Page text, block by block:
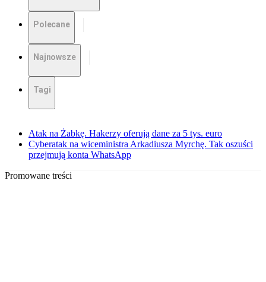
Polecane
Najnowsze
Tagi
Atak na Żabkę. Hakerzy oferują dane za 5 tys. euro
Cyberatak na wiceministra Arkadiusza Myrchę. Tak oszuści
przejmują konta WhatsApp
Promowane treści